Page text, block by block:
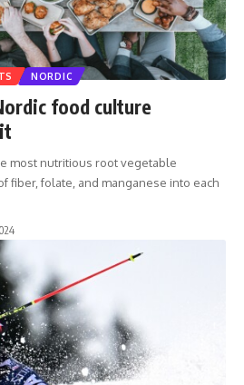
NORDIC
food culture
most nutritious root vegetable
fiber, folate, and manganese into each